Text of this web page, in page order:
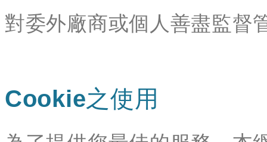
對委外廠商或個人善盡監督
Cookie之使用